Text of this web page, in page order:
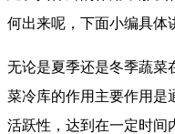
何出来呢，下面小编具体
无论是夏季还是冬季蔬菜
菜冷库的作用主要作用是
活跃性，达到在一定时间